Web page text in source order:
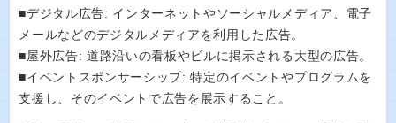
■デジタル広告: インターネットやソーシャルメディア、電子
メールなどのデジタルメディアを利用した広告。
■屋外広告: 道路沿いの看板やビルに掲示される大型の広告。
■イベントスポンサーシップ: 特定のイベントやプログラムを
支援し、そのイベントで広告を展示すること。